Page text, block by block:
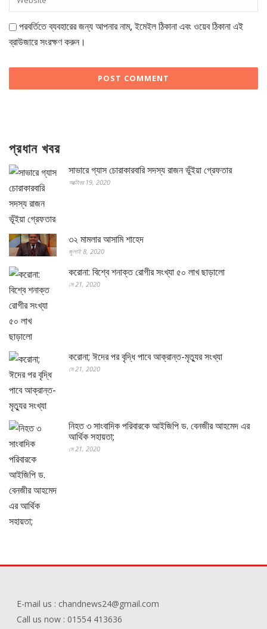
পরবর্তিতে ব্যবহারের জন্য আপনার নাম, ইমেইল ঠিকানা এবং ওয়েব ঠিকানা এই
ব্রাউজারে সংরক্ষণ করুন।
প্রধান খবর
সাভারে গ্যাস চোরাকারবারি সদস্য রাজন ভূঁইয়া গ্রেফতার
অক্টোবর 19, 2020
৩২ মামলার আসামি শাহেদ
জুলাই 8, 2020
করোনা: বিশ্বে শনাক্ত রোগীর সংখ্যা ৫০ লাখ ছাড়ালো
মে 21, 2020
করোনা; ঈদের পর বৃদ্ধি পাবে আক্রান্ত-মৃত্যুর সংখ্যা
মে 21, 2020
নিহত ৩ সাংবাদিক পরিবারকে আইজিপি ড. বেনজীর আহমেদ এর
আর্থিক সহায়তা;
মে 21, 2020
E-mail us : chandnews24@gmail.com
Call us now : 01554 413636